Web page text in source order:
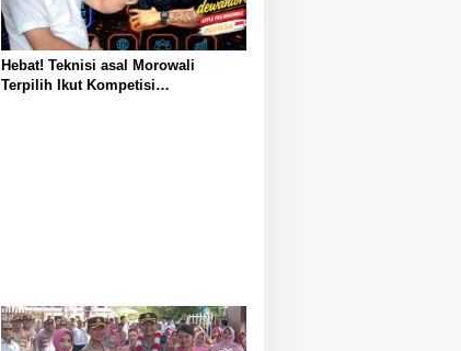
Hebat! Teknisi asal Morowali
Terpilih Ikut Kompetisi